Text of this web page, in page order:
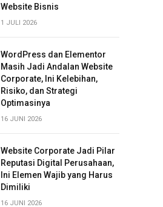
Website Bisnis
1 JULI 2026
WordPress dan Elementor
Masih Jadi Andalan Website
Corporate, Ini Kelebihan,
Risiko, dan Strategi
Optimasinya
16 JUNI 2026
Website Corporate Jadi Pilar
Reputasi Digital Perusahaan,
Ini Elemen Wajib yang Harus
Dimiliki
16 JUNI 2026